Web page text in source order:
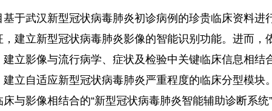
基于武汉新型冠状病毒肺炎初诊病例的珍贵临床资料
，建立新型冠状病毒肺炎影像的智能识别功能。进而
建立影像与流行病学、症状及检验中关键临床信息相
建立自适应新型冠状病毒肺炎严重程度的临床分型模
床与影像相结合的“新型冠状病毒肺炎智能辅助诊断系